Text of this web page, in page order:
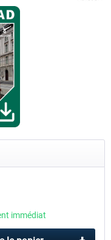
SubwaySim 2
immédiat